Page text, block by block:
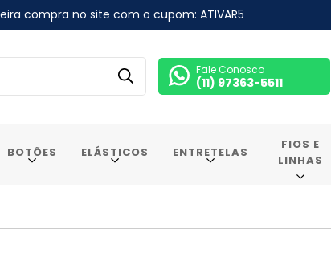
compra no site com o cupom: ATIVAR5
Fale Conosco
(11) 97363-5511
BOTÕES ELÁSTICOS ENTRETELAS
FIOS E
LINHAS